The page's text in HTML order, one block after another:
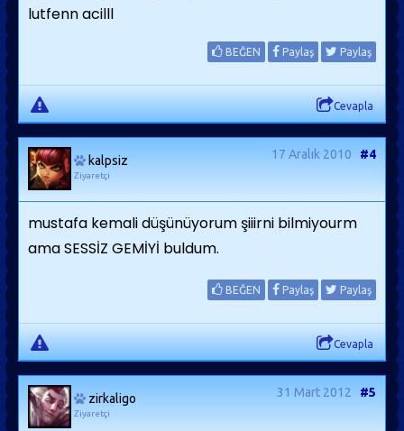
lutfenn acilll
BEĞEN Paylaş Paylaş
Cevapla
kalpsiz
Ziyaretçi
17 Aralık 2010 #4
mustafa kemali düşünüyorum şiiirni bilmiyourm
ama SESSİZ GEMİYİ buldum.
BEĞEN Paylaş Paylaş
Cevapla
zirkaligo
Ziyaretçi
31 Mart 2012 #5